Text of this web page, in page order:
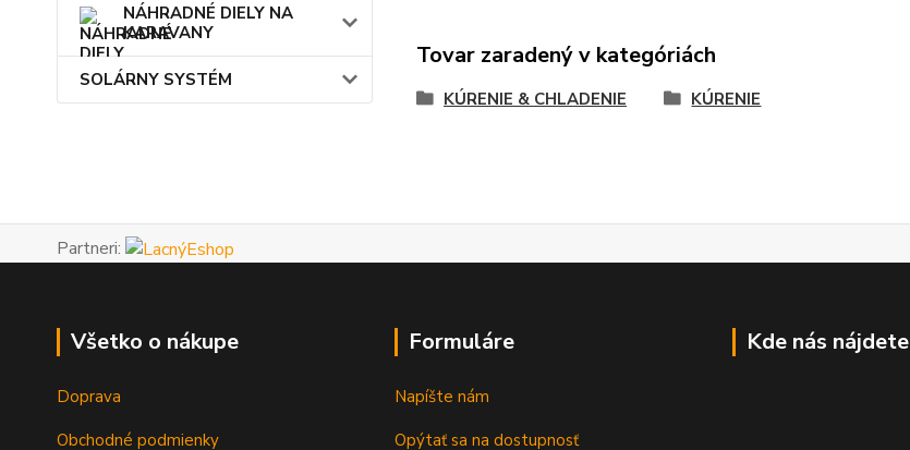
NÁHRADNÉ DIELY NA
KARAVANY
SOLÁRNY SYSTÉM
Tovar zaradený v kategóriách
KÚRENIE & CHLADENIE KÚRENIE
Partneri:
Všetko o nákupe
Doprava
Obchodné podmienky
Formuláre
Napíšte nám
Opýtať sa na dostupnosť
Kde nás nájdete